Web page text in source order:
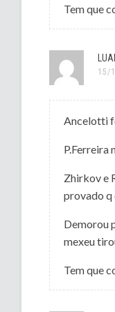
Tem que
15/
Ancelotti
P.Ferreira
Zhirkov e
provado q
Demorou
mexeu
Tem que